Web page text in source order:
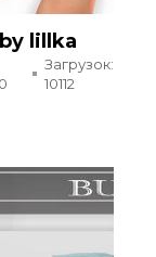
lillka
Загрузок:
10112